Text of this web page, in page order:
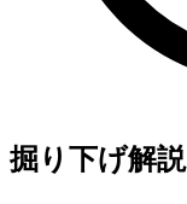
掘り下げ解説